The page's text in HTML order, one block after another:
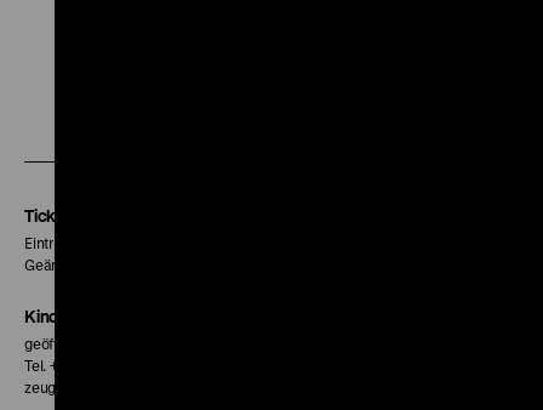
Tickets
Eintritt 5 €
Geänderte Preise sind im Programm vermerkt.
Kinokasse
geöffnet 30 Minuten vor Beginn der ersten Vorstellung
Tel. + 49 30 20304-770
zeughauskino@dhm.de